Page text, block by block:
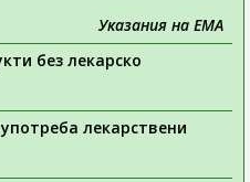
Указания на ЕМА
без лекарско
лекарствени